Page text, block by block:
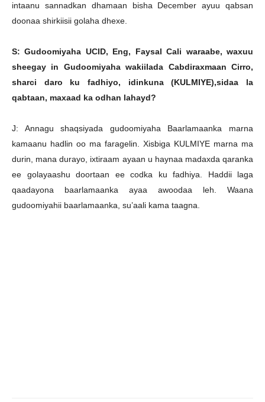
intaanu sannadkan dhamaan bisha December ayuu qabsan
doonaa shirkiisii golaha dhexe.
S: Gudoomiyaha UCID, Eng, Faysal Cali waraabe, waxuu
sheegay in Gudoomiyaha wakiilada Cabdiraxmaan Cirro,
sharci daro ku fadhiyo, idinkuna (KULMIYE),sidaa la
qabtaan, maxaad ka odhan lahayd?
J: Annagu shaqsiyada gudoomiyaha Baarlamaanka marna
kamaanu hadlin oo ma faragelin. Xisbiga KULMIYE marna ma
durin, mana durayo, ixtiraam ayaan u haynaa madaxda qaranka
ee golayaashu doortaan ee codka ku fadhiya. Haddii laga
qaadayona baarlamaanka ayaa awoodaa leh. Waana
gudoomiyahii baarlamaanka, su’aali kama taagna.